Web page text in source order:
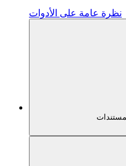
نظرة عامة على الأدوات